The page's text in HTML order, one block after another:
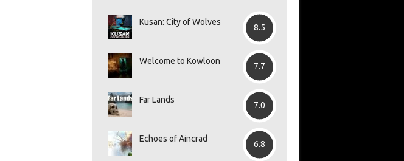
Kusan: City of Wolves
8.5
Welcome to Kowloon
7.7
Far Lands
7.0
Echoes of Aincrad
6.8